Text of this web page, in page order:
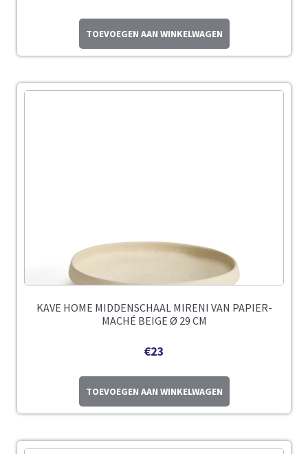
TOEVOEGEN AAN WINKELWAGEN
KAVE HOME MIDDENSCHAAL MIRENI VAN PAPIER-
MACHÉ BEIGE Ø 29 CM
€23
TOEVOEGEN AAN WINKELWAGEN